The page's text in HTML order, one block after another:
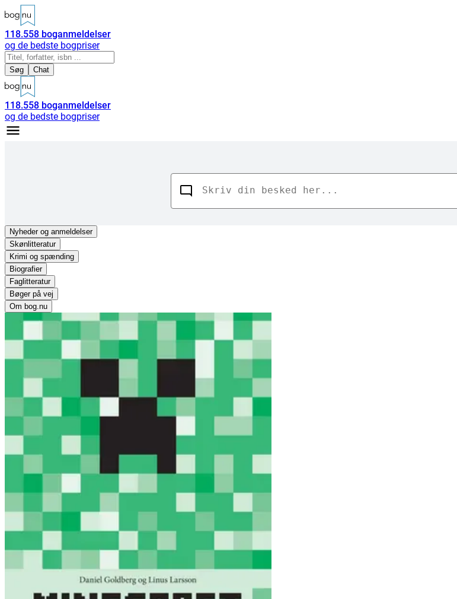
118.558 boganmeldelser
og de bedste bogpriser
Søg Chat
118.558 boganmeldelser
og de bedste bogpriser
Nyhederog anmeldelser
Skønlitteratur
Krimi og spænding
Biografier
Faglitteratur
Bøger på vej
Om bog.nu